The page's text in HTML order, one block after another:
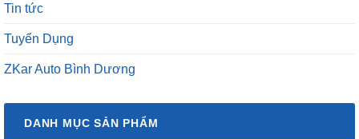
Tin tức
Tuyển Dụng
ZKar Auto Bình Dương
DANH MỤC SẢN PHẨM